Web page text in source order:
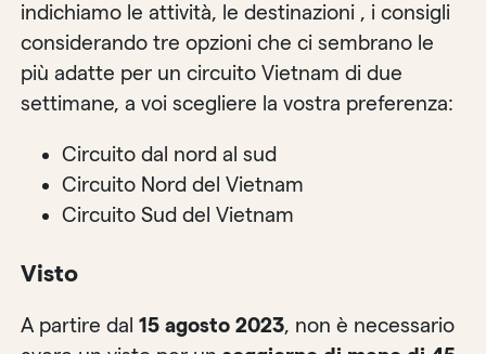
indichiamo le attività, le destinazioni , i consigli
considerando tre opzioni che ci sembrano le
più adatte per un circuito Vietnam di due
settimane, a voi scegliere la vostra preferenza:
Circuito dal nord al sud
Circuito Nord del Vietnam
Circuito Sud del Vietnam
Visto
A partire dal 15 agosto 2023, non è necessario